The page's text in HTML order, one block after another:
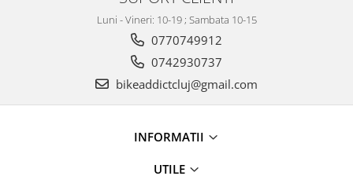
Luni - Vineri: 10-19 ; Sambata 10-15
0770749912
0742930737
bikeaddictcluj@gmail.com
INFORMATII
UTILE